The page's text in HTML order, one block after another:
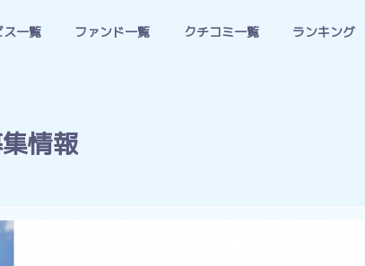
ス一覧 ファンド一覧 クチコミ一覧 ランキング
情報